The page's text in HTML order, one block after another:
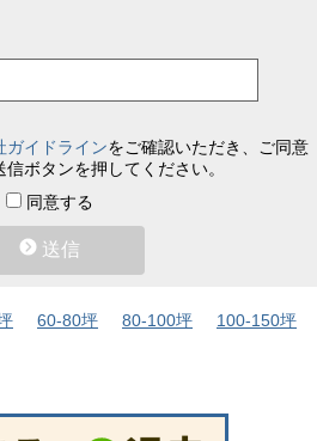
ガイドラインをご確認いただき、ご同意
ボタンを押してください。
同意する
送信
60-80坪 80-100坪 100-150坪